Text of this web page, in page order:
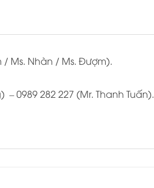
/ Ms. Nhàn / Ms. Đượm).
– 0989 282 227 (Mr. Thanh Tuấn).